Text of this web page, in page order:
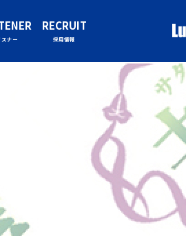
スナー
RECRUIT
採用情報